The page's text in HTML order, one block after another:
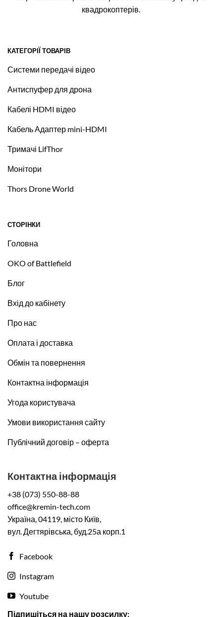
квадрокоптерів.
КАТЕГОРІЇ ТОВАРІВ
Системи передачі відео
Антиспуфер для дрона
Кабелі HDMI відео
Кабель Адаптер mini-HDMI
Тримачі LifThor
Монітори
Thors Drone World
СТОРІНКИ
Головна
OKO of Battlefield
Блог
Вхід до кабінету
Про нас
Оплата і доставка
Обмін та повернення
Контактна інформація
Угода користувача
Умови використання сайту
Публічний договір – оферта
Контактна інформація
+38 (073) 550-88-88
office@kremin-tech.com
Україна, 04119, місто Київ,
вул. Дегтярівська, буд.25а корп.1
Facebook
Instagram
Youtube
Підпишіться на нашу розсилку: